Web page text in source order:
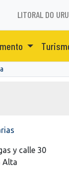
LITORAL DO
y calle 30
Alta